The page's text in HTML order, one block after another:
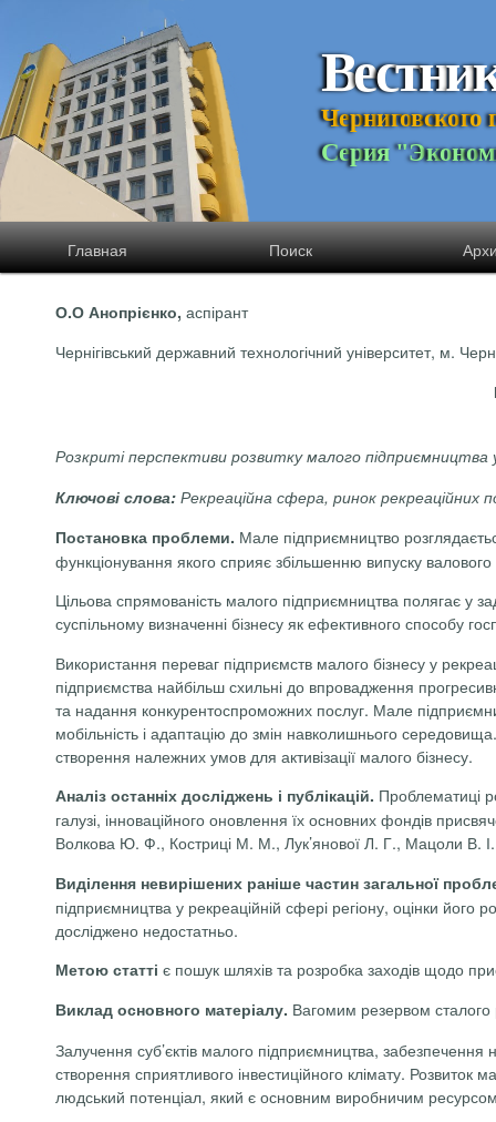
Вестни
Черниговского г
Серия "Эконом
Главная Поиск
О.О Анопрієнко, аспірант
Чернігівський державний технологічний університет, м.
Розкриті перспективи розвитку малого підприємництва
Ключові слова: Рекреаційна сфера, ринок
Постановка проблеми. Мале підприємництво
функціонування якого сприяє збільшенню випуску
Цільова спрямованість малого підприємництва полягає у
суспільному визначенні бізнесу як ефективного способу
Використання переваг підприємств малого бізнесу у
підприємства найбільш схильні до впровадження
та надання конкурентоспроможних послуг. Мале
мобільність і адаптацію до змін навколишнього
створення належних умов для активізації малого бізнесу.
Аналіз останніх досліджень і публікацій. Проблематиці
галузі, інноваційного оновлення їх основних фондів
Волкова Ю. Ф., Костриці М. М., Лук’янової Л. Г., Мацоли В.
Виділення невирішених раніше частин загальної
підприємництва у рекреаційній сфері регіону, оцінки
досліджено недостатньо.
Метою статті є пошук шляхів та розробка заходів щодо
Виклад основного матеріалу. Вагомим резервом сталого
Залучення суб’єктів малого підприємництва,
створення сприятливого інвестиційного клімату. Розвиток
людський потенціал, який є основним виробничим ресурсом